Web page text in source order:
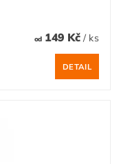
od149 Kč / ks
DETAIL